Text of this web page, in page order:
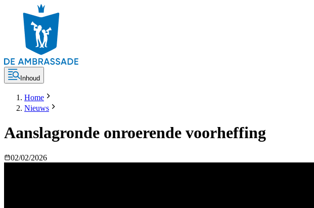
Inhoud
Home
Nieuws
Aanslagronde onroerende voorheffing
02/02/2026